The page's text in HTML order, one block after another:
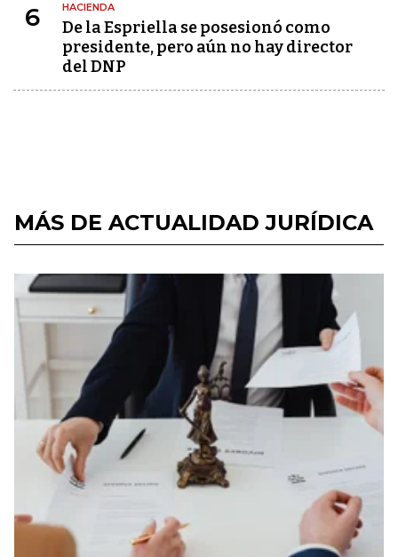
6 HACIENDA
De la Espriella se posesionó como
presidente, pero aún no hay director
del DNP
MÁS DE ACTUALIDAD JURÍDICA